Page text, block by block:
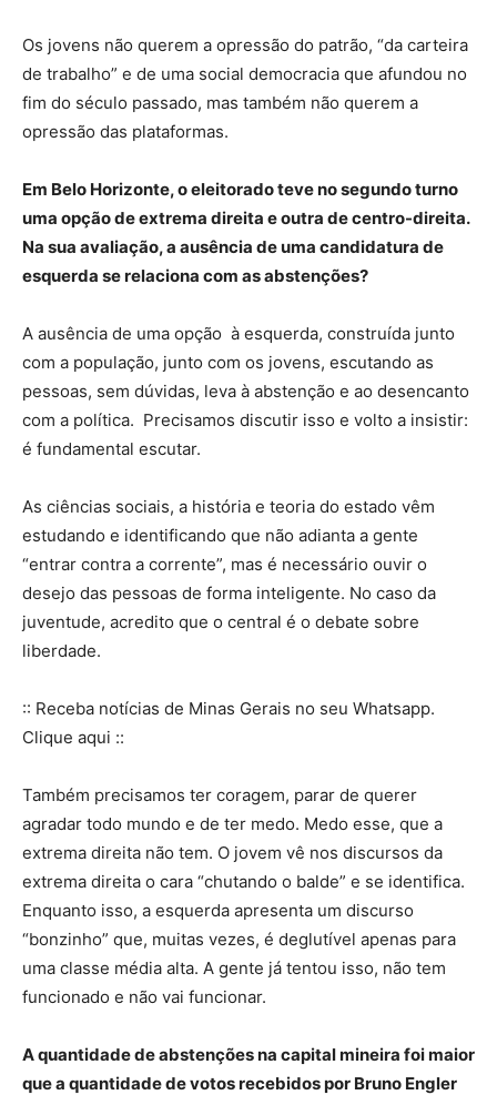
Os jovens não querem a opressão do patrão, “da carteira
de trabalho” e de uma social democracia que afundou no
fim do século passado, mas também não querem a
opressão das plataformas.
Em Belo Horizonte, o eleitorado teve no segundo turno
uma opção de extrema direita e outra de centro-direita.
Na sua avaliação, a ausência de uma candidatura de
esquerda se relaciona com as abstenções?
A ausência de uma opção à esquerda, construída junto
com a população, junto com os jovens, escutando as
pessoas, sem dúvidas, leva à abstenção e ao desencanto
com a política. Precisamos discutir isso e volto a insistir:
é fundamental escutar.
As ciências sociais, a história e teoria do estado vêm
estudando e identificando que não adianta a gente
“entrar contra a corrente”, mas é necessário ouvir o
desejo das pessoas de forma inteligente. No caso da
juventude, acredito que o central é o debate sobre
liberdade.
:: Receba notícias de Minas Gerais no seu Whatsapp.
Clique aqui ::
Também precisamos ter coragem, parar de querer
agradar todo mundo e de ter medo. Medo esse, que a
extrema direita não tem. O jovem vê nos discursos da
extrema direita o cara “chutando o balde” e se identifica.
Enquanto isso, a esquerda apresenta um discurso
“bonzinho” que, muitas vezes, é deglutível apenas para
uma classe média alta. A gente já tentou isso, não tem
funcionado e não vai funcionar.
A quantidade de abstenções na capital mineira foi maior
que a quantidade de votos recebidos por Bruno Engler